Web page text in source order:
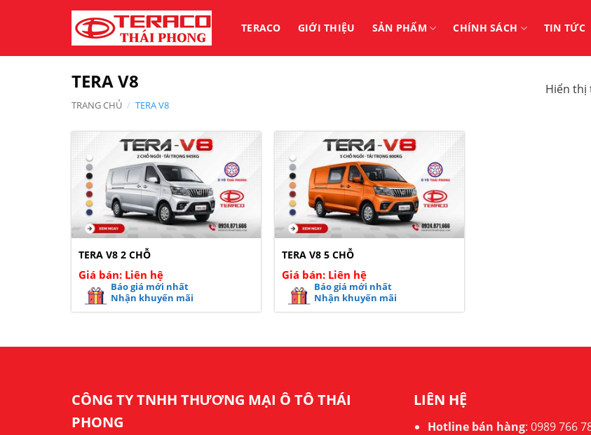
dung
TERACO GIỚI THIỆU SẢN PHẨM CHÍNH SÁCH TIN TỨC
TERA V8
TRANG CHỦ / TERA V8
Hiển thị
TERA V8 2 CHỖ
Giá bán: Liên hệ
Báo giá mới nhất
Nhận khuyến mãi
TERA V8 5 CHỖ
Giá bán: Liên hệ
Báo giá mới nhất
Nhận khuyến mãi
CÔNG TY TNHH THƯƠNG MẠI Ô TÔ THÁI
PHONG
LIÊN HỆ
Hotline bán hàng:0989 766